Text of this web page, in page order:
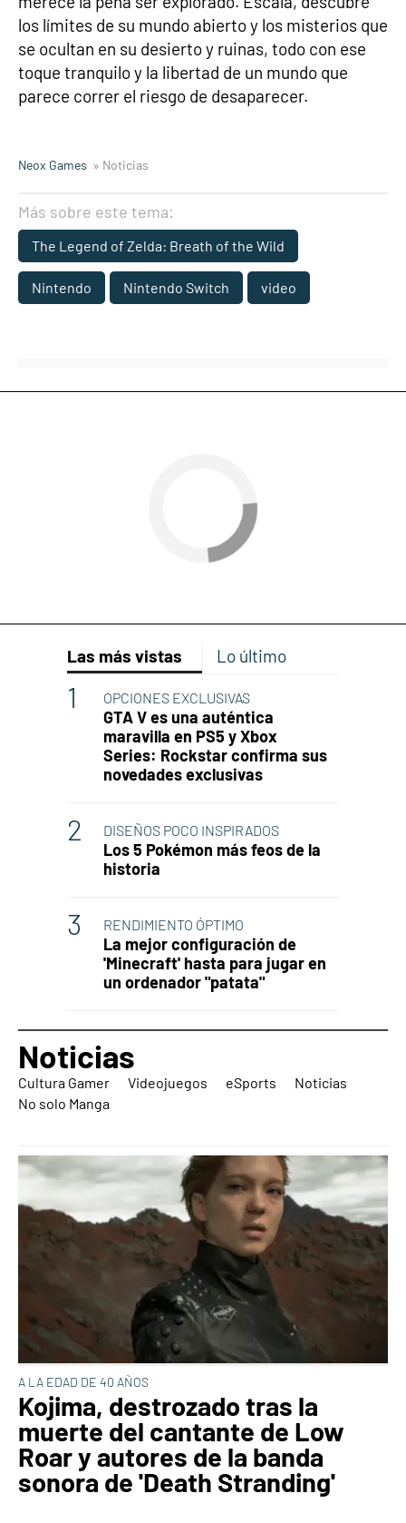
los límites de su mundo abierto y los misterios que
se ocultan en su desierto y ruinas, todo con ese
toque tranquilo y la libertad de un mundo que
parece correr el riesgo de desaparecer.
Neox Games » Noticias
Más sobre este tema:
The Legend of Zelda: Breath of the Wild
Nintendo Nintendo Switch video
Las más vistas Lo último
OPCIONES EXCLUSIVAS
GTA V es una auténtica
maravilla en PS5 y Xbox
Series: Rockstar confirma sus
novedades exclusivas
DISEÑOS POCO INSPIRADOS
Los 5 Pokémon más feos de la
historia
RENDIMIENTO ÓPTIMO
La mejor configuración de
'Minecraft' hasta para jugar en
un ordenador "patata"
Noticias
Cultura Gamer Videojuegos eSports
Noticias
No solo Manga
A LA EDAD DE 40 AÑOS
Kojima, destrozado tras la
muerte del cantante de Low
Roar y autores de la banda
sonora de 'Death Stranding'